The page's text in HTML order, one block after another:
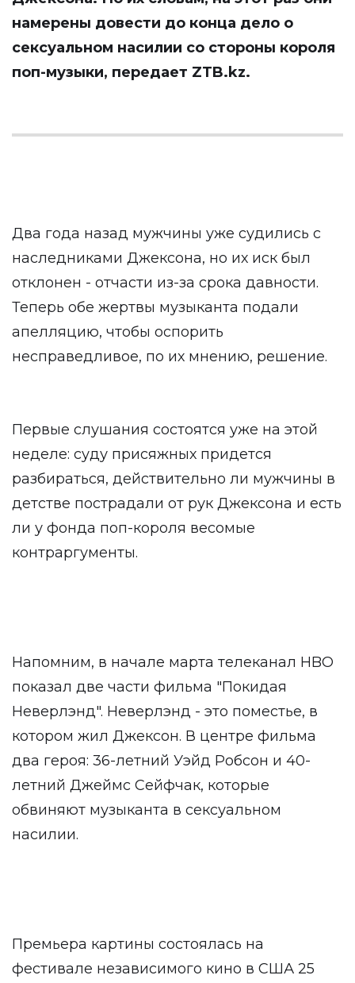
намерены довести до конца дело о
сексуальном насилии со стороны короля
поп-музыки, передает ZTB.kz.
Два года назад мужчины уже судились с
наследниками Джексона, но их иск был
отклонен - отчасти из-за срока давности.
Теперь обе жертвы музыканта подали
апелляцию, чтобы оспорить
несправедливое, по их мнению, решение.
Первые слушания состоятся уже на этой
неделе: суду присяжных придется
разбираться, действительно ли мужчины в
детстве пострадали от рук Джексона и есть
ли у фонда поп-короля весомые
контраргументы.
Напомним, в начале марта телеканал HBO
показал две части фильма "Покидая
Неверлэнд". Неверлэнд - это поместье, в
котором жил Джексон. В центре фильма
два героя: 36-летний Уэйд Робсон и 40-
летний Джеймс Сейфчак, которые
обвиняют музыканта в сексуальном
насилии.
Премьера картины состоялась на
фестивале независимого кино в США 25